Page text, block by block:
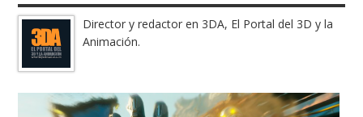
Director y redactor en 3DA, El Portal del 3D y la
Animación.